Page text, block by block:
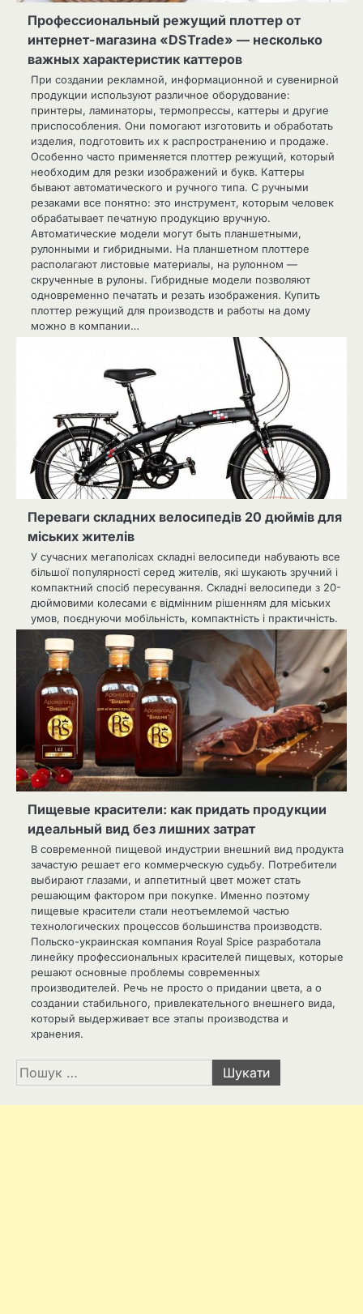
Профессиональный режущий плоттер от
интернет-магазина «DSTrade» — несколько
важных характеристик каттеров
При создании рекламной, информационной и сувенирной
продукции используют различное оборудование:
принтеры, ламинаторы, термопрессы, каттеры и другие
приспособления. Они помогают изготовить и обработать
изделия, подготовить их к распространению и продаже.
Особенно часто применяется плоттер режущий, который
необходим для резки изображений и букв. Каттеры
бывают автоматического и ручного типа. С ручными
резаками все понятно: это инструмент, которым человек
обрабатывает печатную продукцию вручную.
Автоматические модели могут быть планшетными,
рулонными и гибридными. На планшетном плоттере
располагают листовые материалы, на рулонном —
скрученные в рулоны. Гибридные модели позволяют
одновременно печатать и резать изображения. Купить
плоттер режущий для производств и работы на дому
можно в компании…
Переваги складних велосипедів 20 дюймів для
міських жителів
У сучасних мегаполісах складні велосипеди набувають все
більшої популярності серед жителів, які шукають зручний і
компактний спосіб пересування. Складні велосипеди з 20-
дюймовими колесами є відмінним рішенням для міських
умов, поєднуючи мобільність, компактність і практичність.
Пищевые красители: как придать продукции
идеальный вид без лишних затрат
В современной пищевой индустрии внешний вид продукта
зачастую решает его коммерческую судьбу. Потребители
выбирают глазами, и аппетитный цвет может стать
решающим фактором при покупке. Именно поэтому
пищевые красители стали неотъемлемой частью
технологических процессов большинства производств.
Польско-украинская компания Royal Spice разработала
линейку профессиональных красителей пищевых, которые
решают основные проблемы современных
производителей. Речь не просто о придании цвета, а о
создании стабильного, привлекательного внешнего вида,
который выдерживает все этапы производства и
хранения.
Пошук: